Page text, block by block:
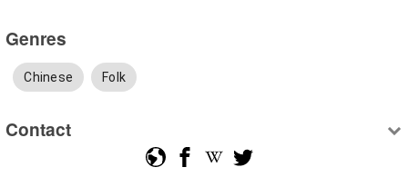
Genres
Chinese Folk
Contact